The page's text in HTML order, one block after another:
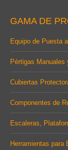
opens
in
window
opens
in
window
opens
in
GAMA DE
Equipo de Puesta
Pértigas Manuales
Cubiertas
Componentes de
Escaleras,
Herramientas para